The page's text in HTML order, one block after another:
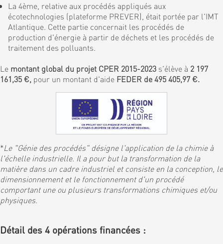
La 4ème, relative aux procédés appliqués aux
écotechnologies (plateforme PREVER), était portée par l'IMT
Atlantique. Cette partie concernait les procédés de
production d'énergie à partir de déchets et les procédés de
traitement des polluants.
Le montant global du projet CPER 2015-2023 s'élève à 2 197
161,35 €, pour un montant d'aide FEDER de 495 405,97 €.
*Le "Génie des procédés" désigne l'application de la chimie à
l'échelle industrielle. Il a pour but la transformation de la
matière dans un cadre industriel et consiste en la conception, le
dimensionnement et le fonctionnement d'un procédé
comportant une ou plusieurs transformations chimiques et/ou
physiques.
Détail des 4 opérations financées :